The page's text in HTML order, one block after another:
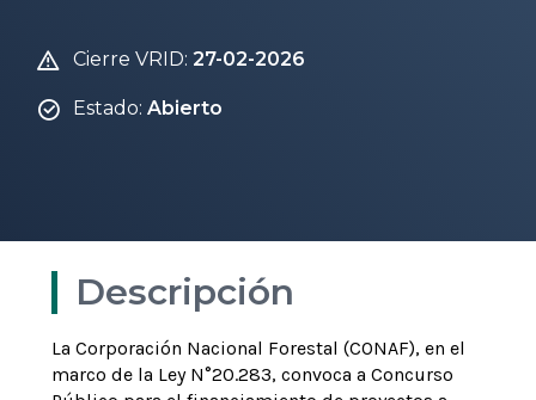
Cierre VRID: 27-02-2026
Estado: Abierto
Descripción
La Corporación Nacional Forestal (CONAF), en el
marco de la Ley N°20.283, convoca a Concurso